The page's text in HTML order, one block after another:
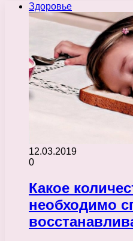
Здоровье
12.03.2019
0
Какое
необходимо